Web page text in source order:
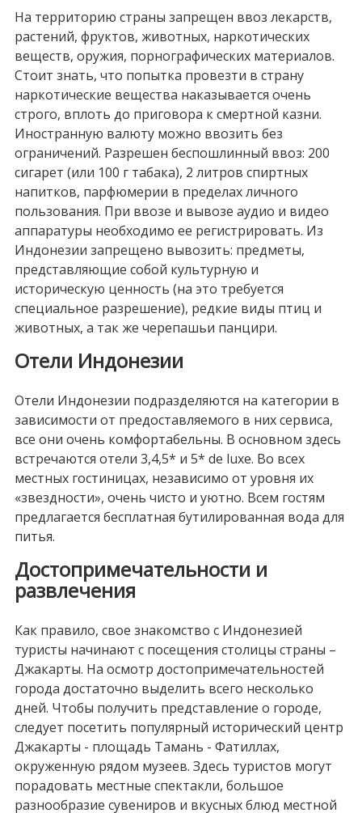
На территорию страны запрещен ввоз лекарств,
растений, фруктов, животных, наркотических
веществ, оружия, порнографических материалов.
Стоит знать, что попытка провезти в страну
наркотические вещества наказывается очень
строго, вплоть до приговора к смертной казни.
Иностранную валюту можно ввозить без
ограничений. Разрешен беспошлинный ввоз: 200
сигарет (или 100 г табака), 2 литров спиртных
напитков, парфюмерии в пределах личного
пользования. При ввозе и вывозе аудио и видео
аппаратуры необходимо ее регистрировать. Из
Индонезии запрещено вывозить: предметы,
представляющие собой культурную и
историческую ценность (на это требуется
специальное разрешение), редкие виды птиц и
животных, а так же черепашьи панцири.
Отели Индонезии
Отели Индонезии подразделяются на категории в
зависимости от предоставляемого в них сервиса,
все они очень комфортабельны. В основном здесь
встречаются отели 3,4,5* и 5* de luxe. Во всех
местных гостиницах, независимо от уровня их
«звездности», очень чисто и уютно. Всем гостям
предлагается бесплатная бутилированная вода для
питья.
Достопримечательности и
развлечения
Как правило, свое знакомство с Индонезией
туристы начинают с посещения столицы страны –
Джакарты. На осмотр достопримечательностей
города достаточно выделить всего несколько
дней. Чтобы получить представление о городе,
следует посетить популярный исторический центр
Джакарты - площадь Тамань - Фатиллах,
окруженную рядом музеев. Здесь туристов могут
порадовать местные спектакли, большое
разнообразие сувениров и вкусных блюд местной